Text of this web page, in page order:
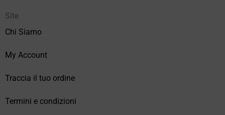
Site
Chi Siamo
My Account
Traccia il tuo ordine
Termini e condizioni